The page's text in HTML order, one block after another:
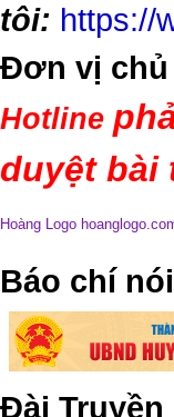
tôi: https://
Đơn vị chủ
Hotline
duyệt bài
Hoàng Logo
​Báo chí
Đài